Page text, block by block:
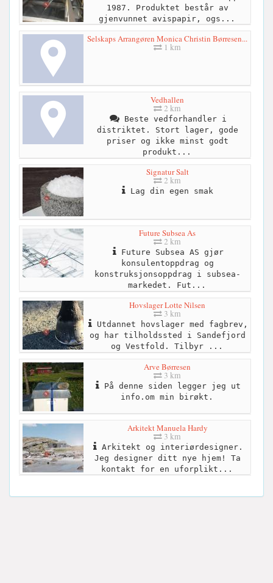
1987. Produktet består av
gjenvunnet avispapir, ogs...
Selskaps Arrangøren Monica Christin Børresen...
1 km
Vedhallen
2 km
Beste vedforhandler i
distriktet. Stort lager, gode
priser og ikke minst godt
produkt...
Signatur Salt
2 km
Lag din egen smak
Future Subsea As
2 km
Future Subsea AS gjør
konsulentoppdrag og
konstruksjonsoppdrag i subsea-
markedet. Fut...
Hovslager Lotte Nilsen
3 km
Utdannet hovslager med fagbrev,
og har tilholdssted i Sandefjord
og Vestfold. Tilbyr ...
Arve Børresen
3 km
På denne siden legger jeg ut
info.om min birøkt.
Arkitekt Manuela Hardy
3 km
Arkitekt og interiørdesigner.
Jeg designer ditt nye hjem! Ta
kontakt for en uforplikt...